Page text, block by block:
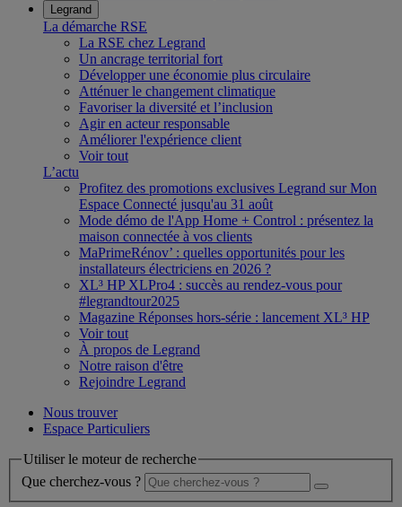
Legrand
La démarche RSE
La RSE chez Legrand
Un ancrage territorial fort
Développer une économie plus circulaire
Atténuer le changement climatique
Favoriser la diversité et l’inclusion
Agir en acteur responsable
Améliorer l'expérience client
Voir tout
L’actu
Profitez des promotions exclusives Legrand sur Mon
Espace Connecté jusqu'au 31 août
Mode démo de l'App Home + Control : présentez la
maison connectée à vos clients
MaPrimeRénov’ : quelles opportunités pour les
installateurs électriciens en 2026 ?
XL³ HP XLPro4 : succès au rendez-vous pour
#legrandtour2025
Magazine Réponses hors-série : lancement XL³ HP
Voir tout
À propos de Legrand
Notre raison d'être
Rejoindre Legrand
Nous trouver
Espace Particuliers
Utiliser le moteur de recherche
Que cherchez-vous ?